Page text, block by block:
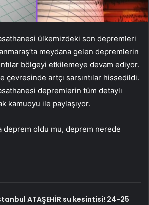
ülkemizdeki son depremleri
meydana gelen depremlerin
bölgeyi etkilemeye devam ediyor.
çevresinde artçı sarsıntılar hissedildi.
depremlerin tüm detaylı
kamuoyu ile paylaşıyor.
deprem oldu mu, deprem nerede
ATAŞEHİR su kesintisi! 24-25